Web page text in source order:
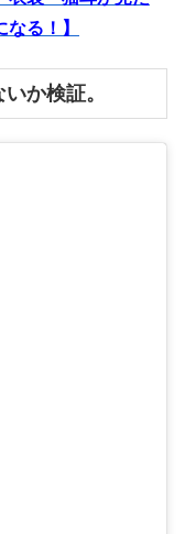
る！】
か検証。